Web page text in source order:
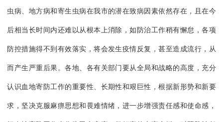
虫病、地方病和寄生虫病在我市的潜在致病因素依然存在，且在今
后相当长时间内还难以从根本上消除，如防治工作稍有懈怠，各项
防控措施得不到有效落实，将会发生疫情反复，甚至造成流行，从
而产生严重后果。各地、各有关部门要从全局和战略的高度，充分
认识血地寄防工作的重要性、长期性和艰巨性，根据新形势和新要
求，坚决克服麻痹思想和畏难情绪，进一步增强责任感和使命感，